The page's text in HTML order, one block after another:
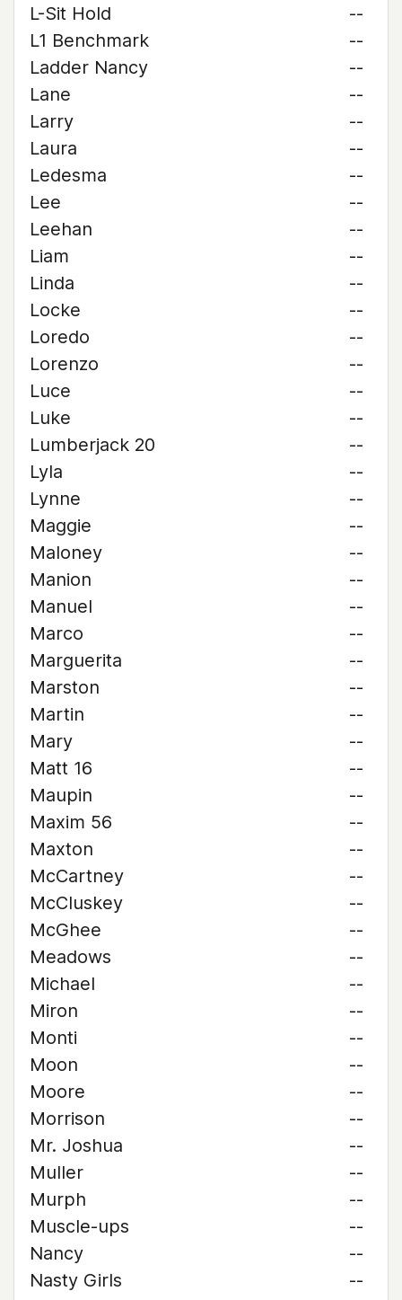
L-Sit Hold
--
L1 Benchmark
--
Ladder Nancy
--
Lane
--
Larry
--
Laura
--
Ledesma
--
Lee
--
Leehan
--
Liam
--
Linda
--
Locke
--
Loredo
--
Lorenzo
--
Luce
--
Luke
--
Lumberjack 20
--
Lyla
--
Lynne
--
Maggie
--
Maloney
--
Manion
--
Manuel
--
Marco
--
Marguerita
--
Marston
--
Martin
--
Mary
--
Matt 16
--
Maupin
--
Maxim 56
--
Maxton
--
McCartney
--
McCluskey
--
McGhee
--
Meadows
--
Michael
--
Miron
--
Monti
--
Moon
--
Moore
--
Morrison
--
Mr. Joshua
--
Muller
--
Murph
--
Muscle-ups
--
Nancy
--
Nasty Girls
--